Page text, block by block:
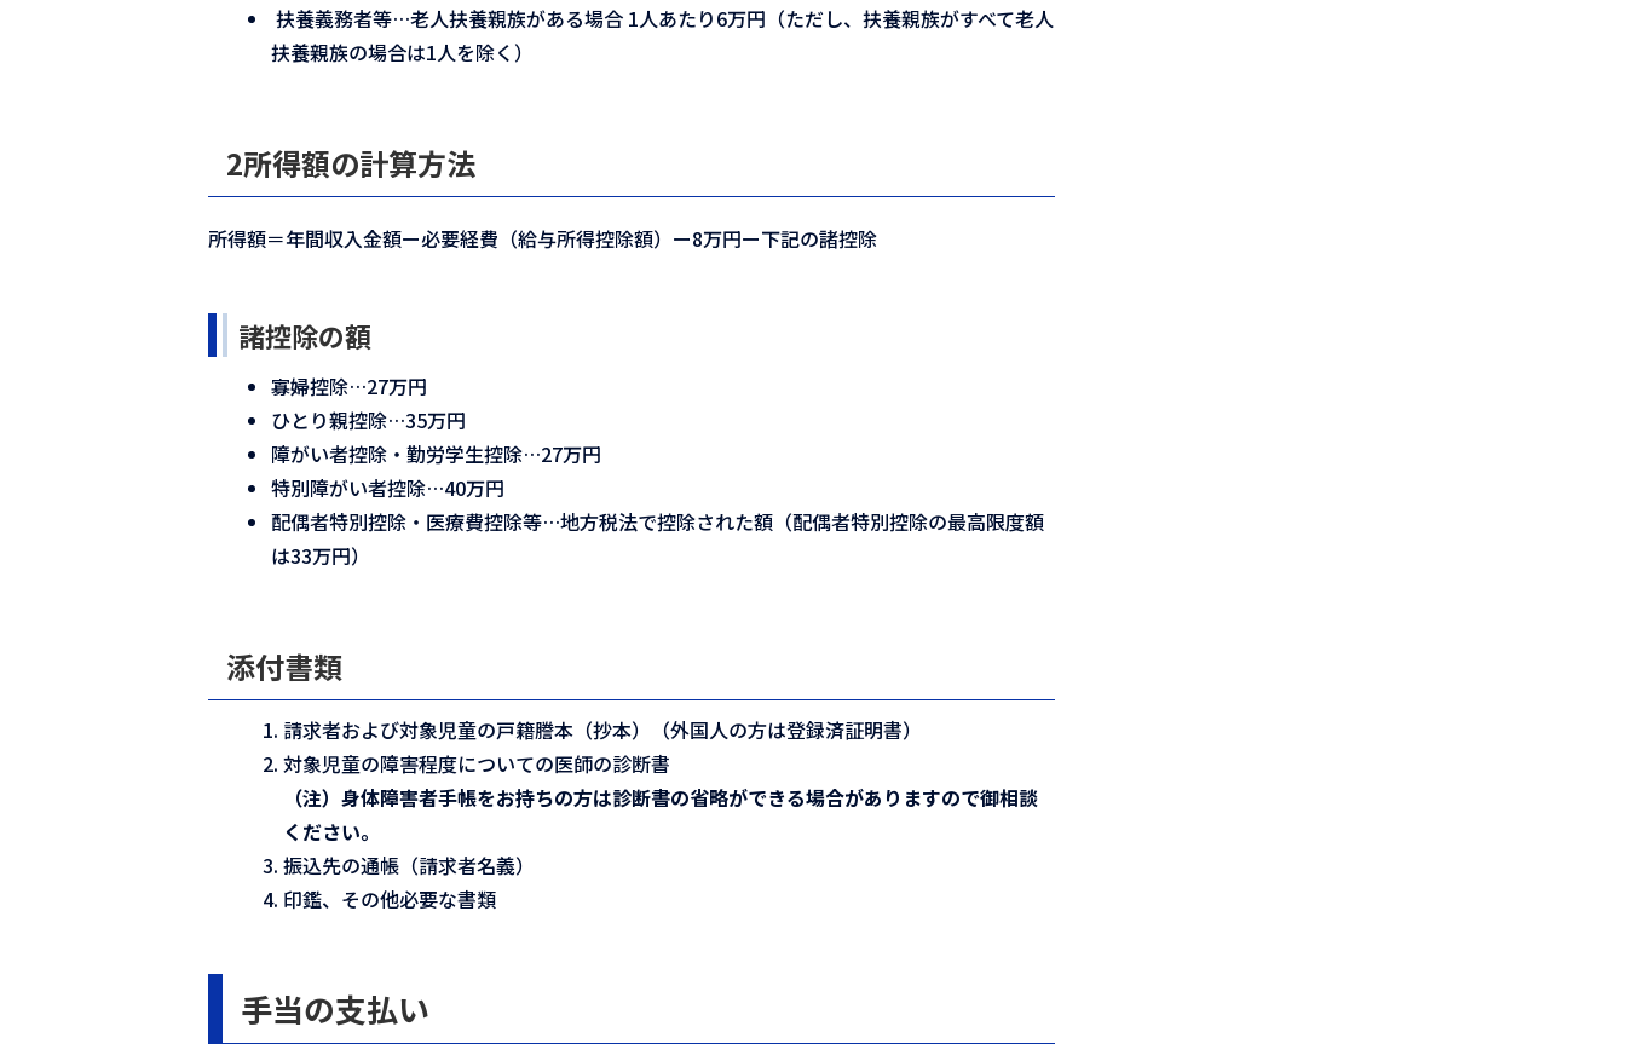
扶養義務者等…老人扶養親族がある場合 1人あたり6万円（ただし、扶養親族がすべて老人
扶養親族の場合は1人を除く）
2所得額の計算方法
所得額＝年間収入金額ー必要経費（給与所得控除額）ー8万円ー下記の諸控除
諸控除の額
寡婦控除…27万円
ひとり親控除…35万円
障がい者控除・勤労学生控除…27万円
特別障がい者控除…40万円
配偶者特別控除・医療費控除等…地方税法で控除された額（配偶者特別控除の最高限度額
は33万円）
添付書類
請求者および対象児童の戸籍謄本（抄本）（外国人の方は登録済証明書）
対象児童の障害程度についての医師の診断書
（注）身体障害者手帳をお持ちの方は診断書の省略ができる場合がありますので御相談
ください。
振込先の通帳（請求者名義）
印鑑、その他必要な書類
手当の支払い